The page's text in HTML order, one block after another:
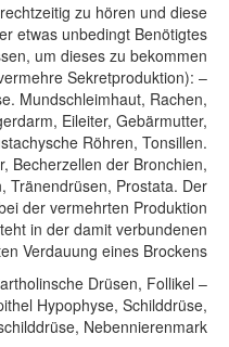
zu hören und diese
etwas unbedingt Benötigtes
um dieses zu bekommen.
Sekretproduktion):
Mundschleimhaut, Rachen,
Eileiter, Gebärmutter,
Röhren, Tonsillen.
Becherzellen der Bronchien,
Tränendrüsen, Prostata. Der
der vermehrten Produktion
in der damit verbundenen
Verdauung eines Brockens.
Drüsen, Follikel
Hypophyse, Schilddrüse,
Nebennierenmark.